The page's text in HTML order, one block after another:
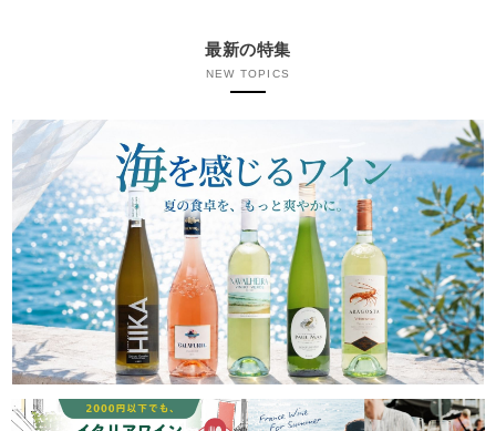
最新の特集
NEW TOPICS